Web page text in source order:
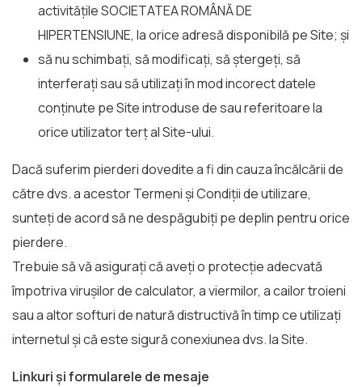
activitățile SOCIETATEA ROMÂNĂ DE
HIPERTENSIUNE, la orice adresă disponibilă pe Site; și
să nu schimbați, să modificați, să ștergeți, să
interferați sau să utilizați în mod incorect datele
conținute pe Site introduse de sau referitoare la
orice utilizator terț al Site-ului.
Dacă suferim pierderi dovedite a fi din cauza încălcării de
către dvs. a acestor Termeni și Condiții de utilizare,
sunteți de acord să ne despăgubiți pe deplin pentru orice
pierdere.
Trebuie să vă asigurați că aveți o protecție adecvată
împotriva virușilor de calculator, a viermilor, a cailor troieni
sau a altor softuri de natură distructivă în timp ce utilizați
internetul și că este sigură conexiunea dvs. la Site.
Linkuri și formularele de mesaje